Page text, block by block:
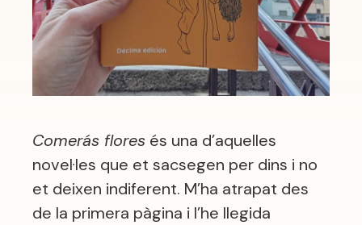
Comerás flores és una d’aquelles
novel·les que et sacsegen per dins i no
et deixen indiferent. M’ha atrapat des
de la primera pàgina i l’he llegida